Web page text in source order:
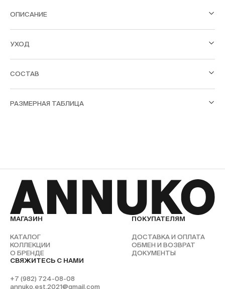
ОПИСАНИЕ
УХОД
СОСТАВ
РАЗМЕРНАЯ ТАБЛИЦА
МАГАЗИН
КАТАЛОГ
КОЛЛЕКЦИИ
О БРЕНДЕ
ПОКУПАТЕЛЯМ
ДОСТАВКА И ОПЛАТА
ОБМЕН И ВОЗВРАТ
ДОКУМЕНТЫ
СВЯЖИТЕСЬ С НАМИ
+7 (982) 724-08-08
annuko.est.2021@gmail.com